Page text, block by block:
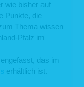
wie bisher auf
Punkte, die
Thema wissen
Pfalz im
das im
erhältlich ist.